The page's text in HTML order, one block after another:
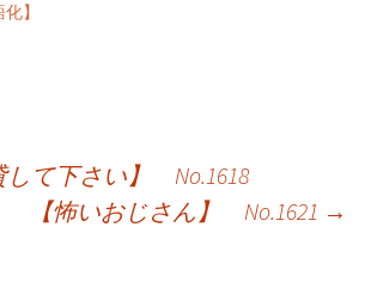
】
して下さい】 No.1618
【怖いおじさん】 No.1621 →